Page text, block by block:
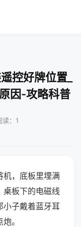
控好牌位置_
因-攻略科普
：1
机，底板里埋满
桌板下的电磁线
小子戴着蓝牙耳
。